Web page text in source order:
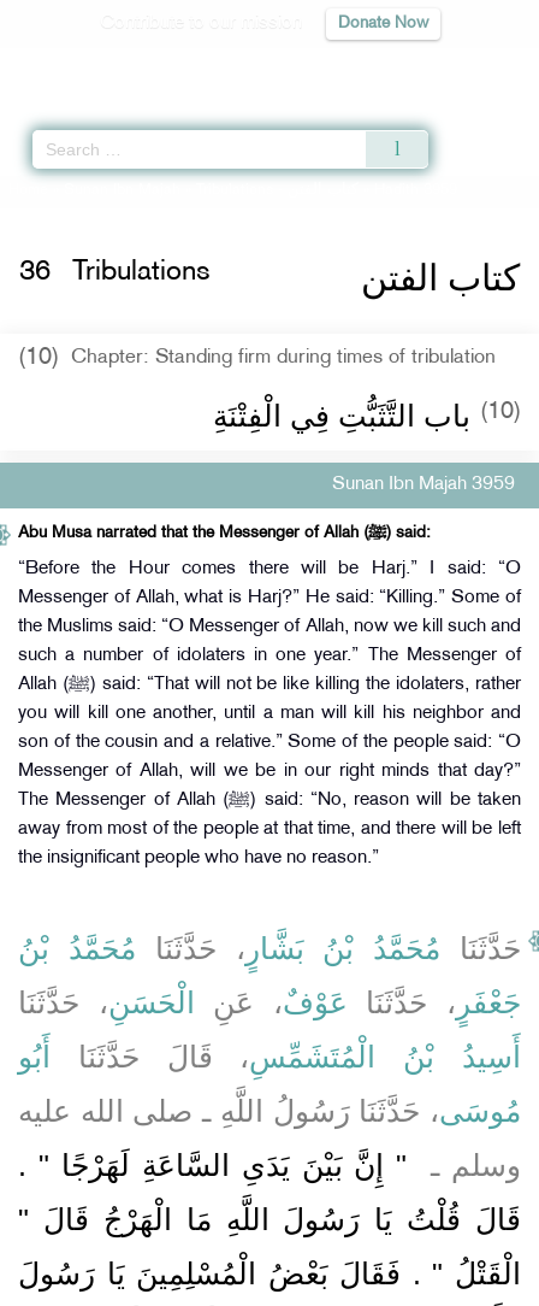
Donate Now
كتاب الفتن 36 Tribulations
(10) Chapter: Standing firm during times of tribulation
(10) باب التَّثَبُّتِ فِي الْفِتْنَةِ
Sunan Ibn Majah 3959
Abu Musa narrated that the Messenger of Allah (ﷺ) said:
“Before the Hour comes there will be Harj.” I said: “O
Messenger of Allah, what is Harj?” He said: “Killing.” Some of
the Muslims said: “O Messenger of Allah, now we kill such and
such a number of idolaters in one year.” The Messenger of
Allah (ﷺ) said: “That will not be like killing the idolaters, rather
you will kill one another, until a man will kill his neighbor and
son of the cousin and a relative.” Some of the people said: “O
Messenger of Allah, will we be in our right minds that day?”
The Messenger of Allah (ﷺ) said: “No, reason will be taken
away from most of the people at that time, and there will be left
the insignificant people who have no reason.”
حَدَّثَنَا مُحَمَّدُ بْنُ بَشَّارٍ ، حَدَّثَنَا مُحَمَّدُ بْنُ
جَعْفَرٍ ، حَدَّثَنَا عَوْفٌ، عَنِ الْحَسَنِ، حَدَّثَنَا
أَسِيدُ بْنُ الْمُتَشَمِّسِ، قَالَ حَدَّثَنَا
أَبُو
مُوسَى، حَدَّثَنَا رَسُولُ اللَّهِ ـ صلى الله عليه
وسلم ـ ‏
"‏ إِنَّ بَيْنَ يَدَىِ السَّاعَةِ لَهَرْجًا ‏"‏ ‏.‏
قَالَ قُلْتُ يَا رَسُولَ اللَّهِ مَا الْهَرْجُ قَالَ ‏"‏
الْقَتْلُ ‏"‏ ‏.‏ فَقَالَ بَعْضُ الْمُسْلِمِينَ يَا رَسُولَ